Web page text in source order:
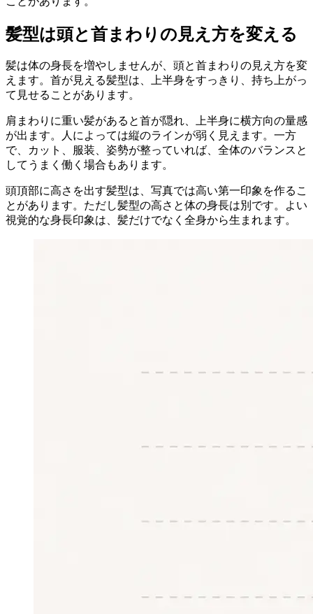
髪型は頭と首まわりの見え方を変える
髪は体の身長を増やしませんが、頭と首まわりの見え方を変
えます。首が見える髪型は、上半身をすっきり、持ち上がっ
て見せることがあります。
肩まわりに重い髪があると首が隠れ、上半身に横方向の量感
が出ます。人によっては縦のラインが弱く見えます。一方
で、カット、服装、姿勢が整っていれば、全体のバランスと
してうまく働く場合もあります。
頭頂部に高さを出す髪型は、写真では高い第一印象を作るこ
とがあります。ただし髪型の高さと体の身長は別です。よい
視覚的な身長印象は、髪だけでなく全身から生まれます。